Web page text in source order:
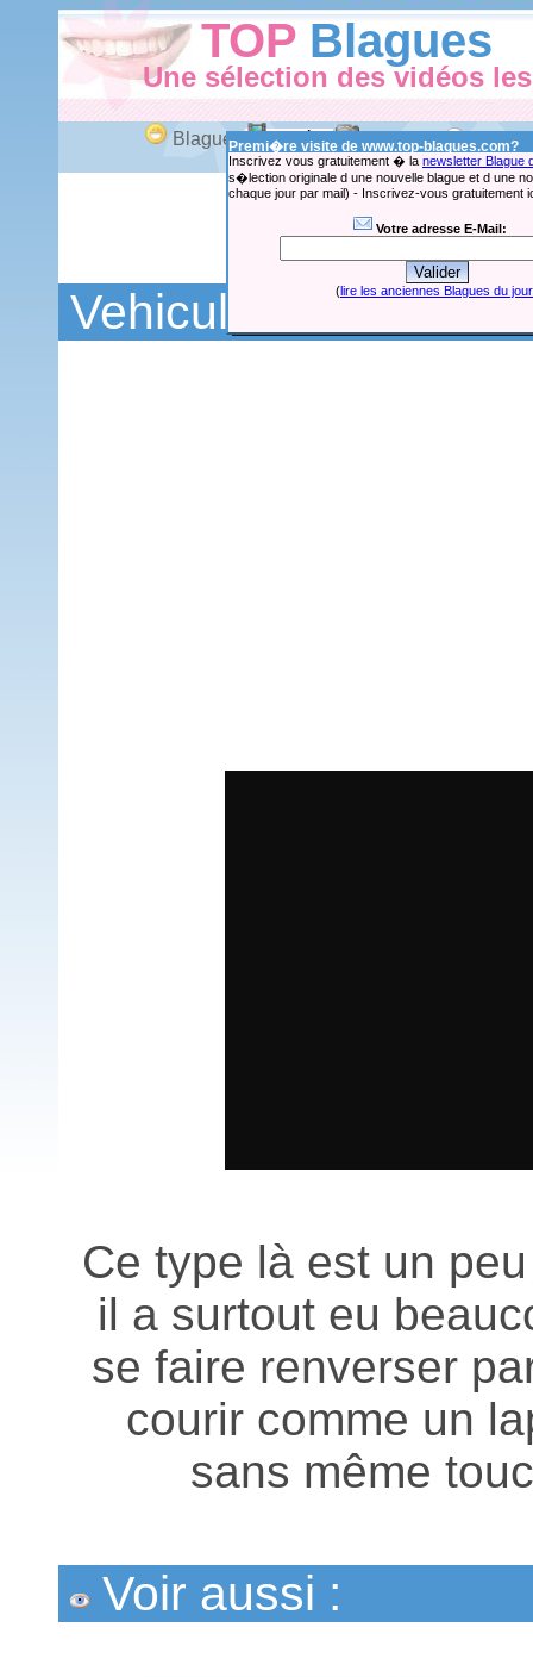
Premi�re visite de www.top-blagues.com?
Inscrivez vous gratuitement � la newsletter Blague
s�lection originale d une nouvelle blague et d une
chaque jour par mail) - Inscrivez-vous gratuitement
Votre adresse E-Mail:
(lire les anciennes Blagues du jour
TOP Blagues
Une sélection des vidéos
Blagues Vidéos Images |
c'est pas
Vehicules
Ce type là est un
il a surtout eu
se faire renverser
courir comme un
sans même
Voir aussi :